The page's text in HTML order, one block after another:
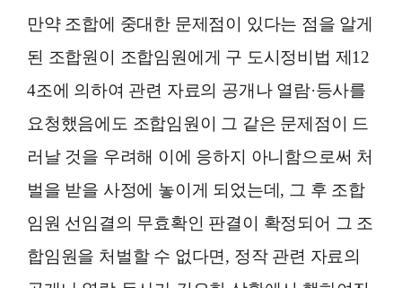
만약 조합에 중대한 문제점이 있다는 점을 알게
된 조합원이 조합임원에게 구 도시정비법 제12
4조에 의하여 관련 자료의 공개나 열람·등사를
요청했음에도 조합임원이 그 같은 문제점이 드
러날 것을 우려해 이에 응하지 아니함으로써 처
벌을 받을 사정에 놓이게 되었는데, 그 후 조합
임원 선임결의 무효확인 판결이 확정되어 그 조
합임원을 처벌할 수 없다면, 정작 관련 자료의